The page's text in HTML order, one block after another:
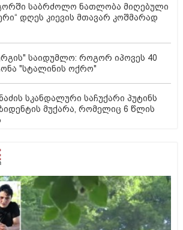
საბრძოლო ნათლობა მიღებული
დღეს კიევის მთავარ კოშმარად
საიდუმლო: როგორ იპოვეს 40
"სტალინის ოქრო"
სკანდალური საჩუქარი პუტინს
მუქარა, რომელიც 6 წლის